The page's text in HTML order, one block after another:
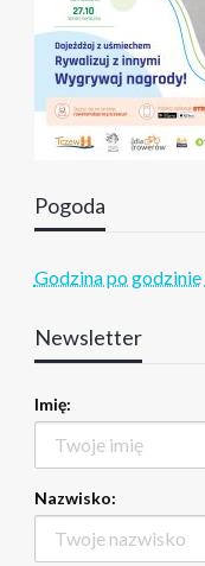
Pogoda
Godzina po godzinie
Newsletter
Imię:
Nazwisko: